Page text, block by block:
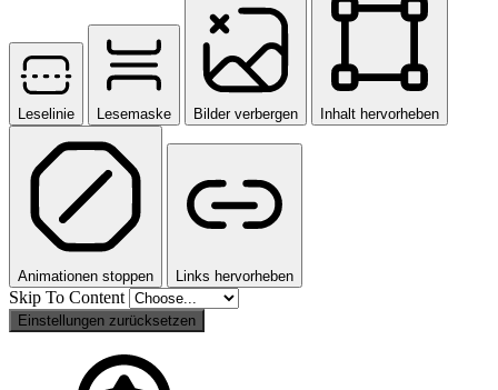
Leselinie Lesemaske Bilder verbergen Inhalt hervorheben
Animationen stoppen Links hervorheben
Skip To Content
Einstellungen zurücksetzen